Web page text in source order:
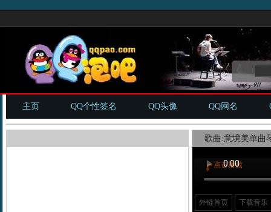
主页 QQ个性签名 QQ头像 QQ网名
歌曲:意境美单曲
外链首页 下载音乐